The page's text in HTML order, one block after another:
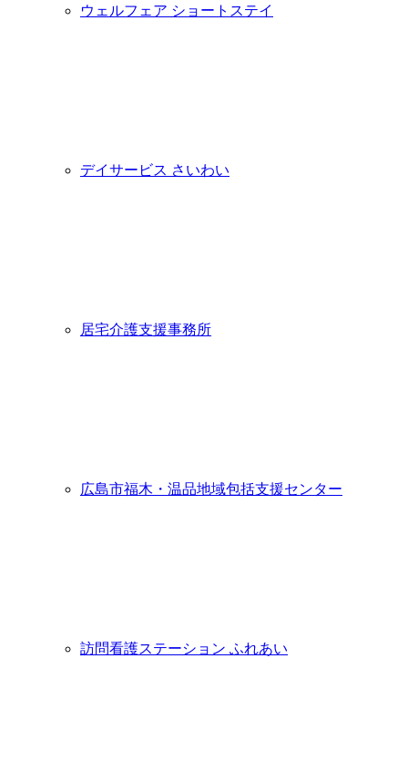
ウェルフェア ショートステイ
デイサービス さいわい
居宅介護支援事務所
広島市福木・温品地域包括支援センター
訪問看護ステーション ふれあい